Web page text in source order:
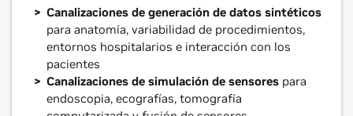
Canalizaciones de generación de datos sintéticos
para anatomía, variabilidad de procedimientos,
entornos hospitalarios e interacción con los
pacientes
Canalizaciones de simulación de sensores para
endoscopia, ecografías, tomografía